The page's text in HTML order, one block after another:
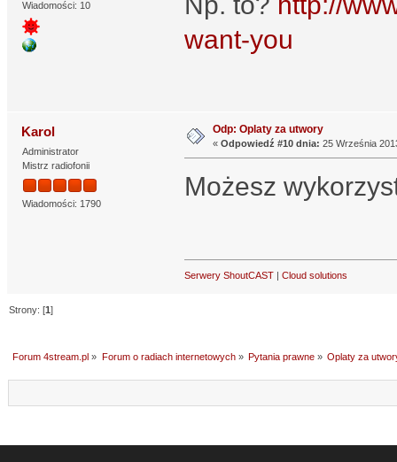
Wiadomości: 10
want-you
Karol
Administrator
Mistrz radiofonii
Wiadomości: 1790
Odp: Oplaty za utwory
« Odpowiedź #10 dnia: 25 Września
Możesz
Serwery ShoutCAST| Cloud solutions
Strony: [1]
Forum 4stream.pl » Forum o radiach internetowych» Pytania prawne» Oplaty za